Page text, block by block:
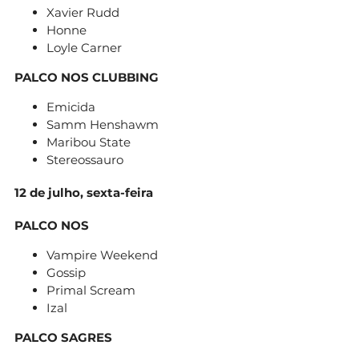
Xavier Rudd
Honne
Loyle Carner
PALCO NOS CLUBBING
Emicida
Samm Henshawm
Maribou State
Stereossauro
12 de julho, sexta-feira
PALCO NOS
Vampire Weekend
Gossip
Primal Scream
Izal
PALCO SAGRES